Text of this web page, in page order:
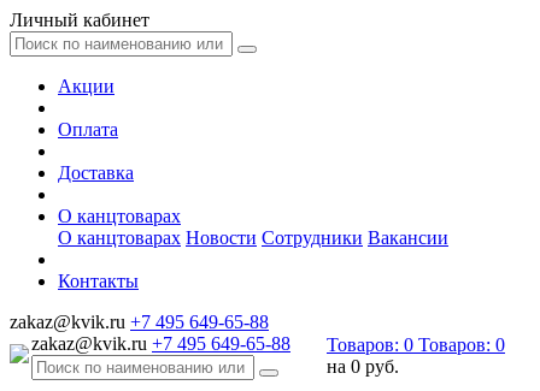
Личный кабинет
Акции
Оплата
Доставка
О канцтоварах
О канцтоварах Новости Сотрудники Вакансии
Контакты
zakaz@kvik.ru +7 495 649-65-88
zakaz@kvik.ru +7 495 649-65-88 Товаров: 0 Товаров: 0
на 0 руб.